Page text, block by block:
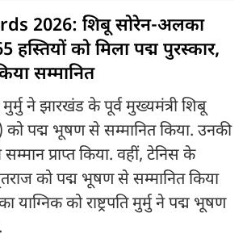
2026: शिबू सोरेन-अलका
हस्तियों को मिला पद्म पुरस्कार,
सम्मानित
मुर्मु ने झारखंड के पूर्व मुख्यमंत्री शिबू
को पद्म भूषण से सम्मानित किया. उनकी
प्राप्त किया. वहीं, टेनिस के
को पद्म भूषण से सम्मानित किया
याग्निक को राष्ट्रपति मुर्मु ने पद्म भूषण